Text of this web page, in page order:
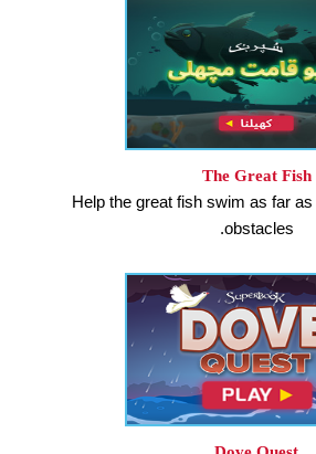
The Great Fish
Help the great fish swim as far
obstacles.